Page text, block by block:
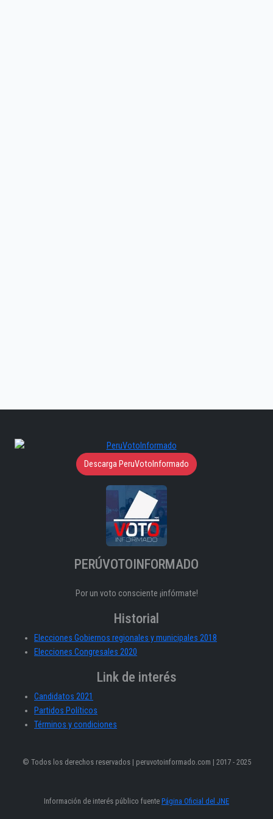
Descarga PeruVotoInformado
PERÚVOTOINFORMADO
Por un voto consciente ¡infórmate!
Historial
Elecciones Gobiernos regionales y municipales 2018
Elecciones Congresales 2020
Link de interés
Candidatos 2021
Partidos Políticos
Términos y condiciones
© Todos los derechos reservados | peruvotoinformado.com | 2017 - 2025
Información de interés público fuente Página Oficial del JNE